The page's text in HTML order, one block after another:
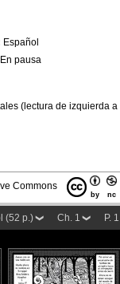
Español
En pausa
(lectura de izquierda a
Commons
by nc
P. 1
Ch. 1
(52 p.)